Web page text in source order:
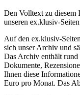
Den Volltext zu diesem
unseren ex.klusiv-
Auf den ex.klusiv-
sich unser Archiv und
Das Archiv enthält
Dokumente,
Ihnen diese
Euro pro Monat. Das